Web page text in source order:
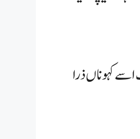
کہو ناں ذرا